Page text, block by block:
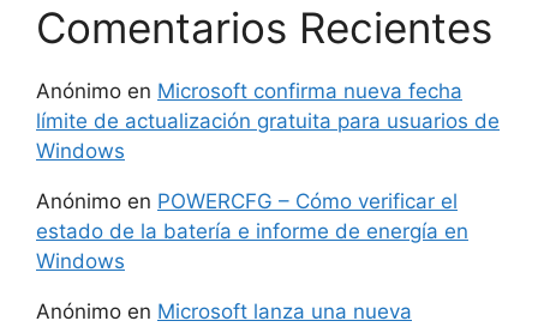
Comentarios Recientes
Anónimo en Microsoft confirma nueva fecha
límite de actualización gratuita para usuarios de
Windows
Anónimo en POWERCFG – Cómo verificar el
estado de la batería e informe de energía en
Windows
Anónimo en Microsoft lanza una nueva